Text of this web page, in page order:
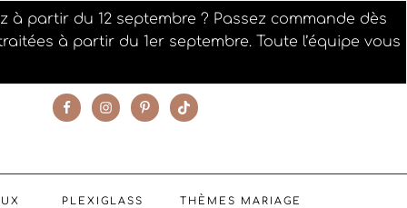
à partir du 12 septembre ? Passez commande dès
à partir du 1er septembre. Toute l’équipe vous
PLEXIGLASS THÈMES MARIAGE